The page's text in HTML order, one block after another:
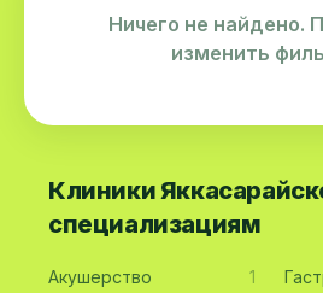
Ничего не найдено.
изменить
Клиники
специализациям
Акушерство 1